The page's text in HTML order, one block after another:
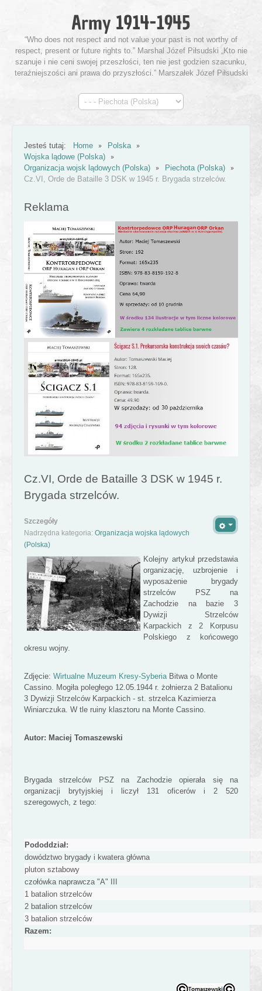
“Who does not respect and not value your past is not worthy of
respect, present or future rights to.” Marshal Józef Piłsudski „Kto nie
szanuje i nie ceni swojej przeszłości, ten nie jest godzien szacunku,
teraźniejszości ani prawa do przyszłości.” Marszałek Józef Piłsudski
Jesteś tutaj: Home
Polska
Wojska lądowe (Polska)
Organizacja wojsk lądowych (Polska)
Piechota (Polska)
Cz.VI, Orde de Bataille 3 DSK w 1945 r. Brygada strzelców.
Reklama
Cz.VI, Orde de Bataille 3 DSK w 1945 r.
Brygada strzelców.
Szczegóły
Nadrzędna kategoria: Organizacja wojska lądowych
(Polska)
Kolejny artykuł przedstawia
organizację, uzbrojenie i
wyposażenie brygady
strzelców PSZ na
Zachodzie na bazie 3
Dywizji Strzelców
Karpackich z 2 Korpusu
Polskiego z końcowego
okresu wojny.
Zdjęcie: Wirtualne Muzeum Kresy-Syberia Bitwa o Monte
Cassino. Mogiła poległego 12.05.1944 r. żołnierza 2 Batalionu
3 Dywizji Strzelców Karpackich - st. strzelca Kazimierza
Winiarczuka. W tle ruiny klasztoru na Monte Cassino.
Autor: Maciej Tomaszewski
Brygada strzelców PSZ na Zachodzie opierała się na
organizacji brytyjskiej i liczył 131 oficerów i 2 520
szeregowych, z tego:
Pododdział:
dowództwo brygady i kwatera główna
pluton sztabowy
czołówka naprawcza "A" III
1 batalion strzelców
2 batalion strzelców
3 batalion strzelców
Razem: